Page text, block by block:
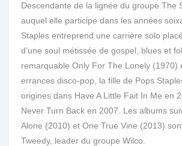
Descendante de la lignée du groupe The
auquel elle participe dans les années
Staples entreprend une carrière solo
d’une soul métissée de gospel, blues et
remarquable Only For The Lonely (1970)
errances disco-pop, la fille de Pops
origines dans Have A Little Fait In Me en
Never Turn Back en 2007. Les albums
Alone (2010) et One True Vine (2013)
Tweedy, leader du groupe Wilco.